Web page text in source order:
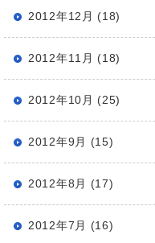
2012年12月 (18)
2012年11月 (18)
2012年10月 (25)
2012年9月 (15)
2012年8月 (17)
2012年7月 (16)